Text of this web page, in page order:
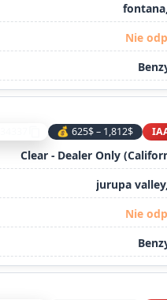
Nie
💰 625$ – 1,812$
Clear - Dealer Only
jurupa
Nie